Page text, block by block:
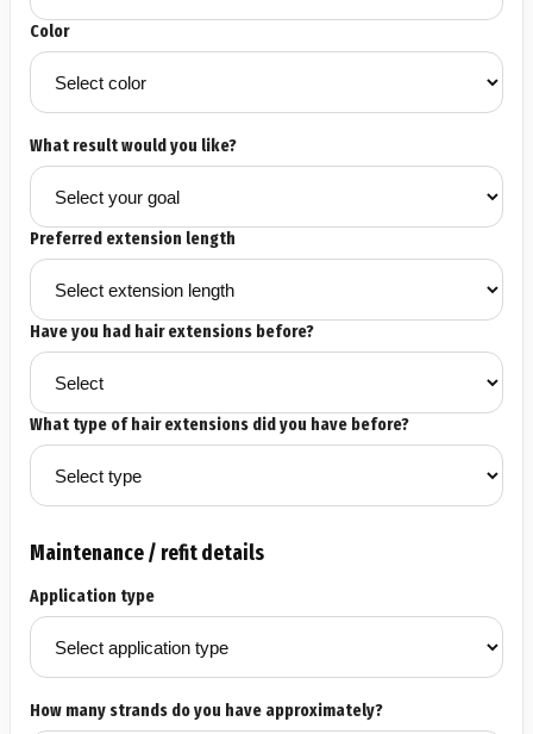
Color
What result would you like?
Preferred extension length
Have you had hair extensions before?
What type of hair extensions did you have before?
Maintenance / refit details
Application type
How many strands do you have approximately?